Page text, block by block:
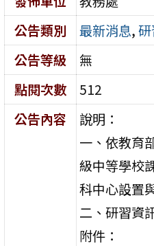
公告類別
最新消息,
公告等級
無
點閱次數
512
公告內容
說明：
一、依教育
級中等學校
科中心設置
二、研習資
附件：